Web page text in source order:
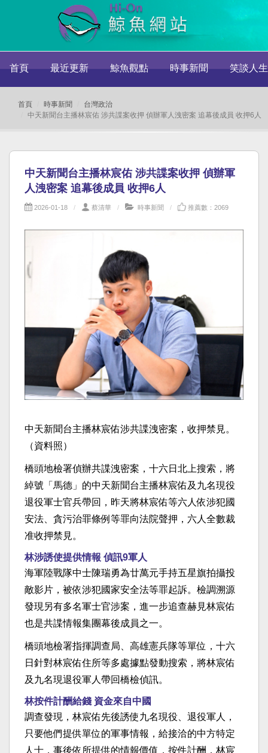
首頁 最近更新 鯨魚觀點 時事新聞 笑談人生
首頁 時事新聞
台灣政治
中天新聞台主播林宸佑 涉共諜案收押 偵辦軍人洩密案 追幕後成員 收押6人
中天新聞台主播林宸佑 涉共諜案收押 偵辦軍
人洩密案 追幕後成員 收押6人
2026-01-18 蔡清華 時事新聞 推薦數：2069
中天新聞台主播林宸佑涉共諜洩密案，收押禁見。
（資料照）
橋頭地檢署偵辦共諜洩密案，十六日北上搜索，將
綽號「馬德」的中天新聞台主播林宸佑及九名現役
退役軍士官兵帶回，昨天將林宸佑等六人依涉犯國
安法、貪污治罪條例等罪向法院聲押，六人全數裁
准收押禁見。
林涉誘使提供情報 偵訊9軍人
海軍陸戰隊中士陳瑞勇為廿萬元手持五星旗拍攝投
敵影片，被依涉犯國家安全法等罪起訴。檢調溯源
發現另有多名軍士官涉案，進一步追查赫見林宸佑
也是共諜情報集團幕後成員之一。
橋頭地檢署指揮調查局、高雄憲兵隊等單位，十六
日針對林宸佑住所等多處據點發動搜索，將林宸佑
及九名現退役軍人帶回橋檢偵訊。
林按件計酬給錢 資金來自中國
調查發現，林宸佑先後誘使九名現役、退役軍人，
只要他們提供單位的軍事情報，給接洽的中方特定
人士，事後依所提供的情報價值，按件計酬，林宸